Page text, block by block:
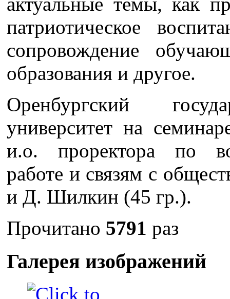
патриотическое
сопровождение
образования и другое.
Оренбургский
университет на
и.о. проректора по
работе и связям с
и Д. Шилкин (45 гр.).
Прочитано 5791 раз
Галерея изображений